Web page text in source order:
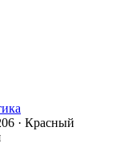
· Красный